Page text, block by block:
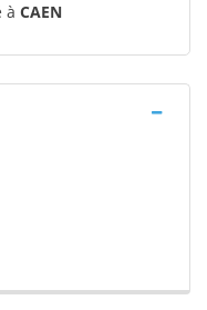
à CAEN